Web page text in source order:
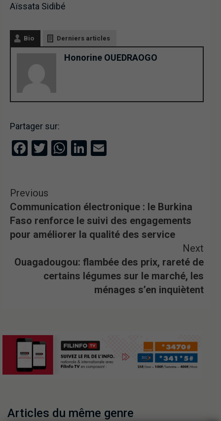
Aïssata Sidibé
Bio Derniers articles
Honorine OUEDRAOGO
Partager sur:
Facebook
Twitter
WhatsApp
LinkedIn
Previous
Communication électronique : le Burkina
Faso renforce le suivi des engagements
pour améliorer la qualité des service
Next
Ouagadougou: flambée des prix, rareté de
certains légumes sur le marché, les
ménages s’en inquiètent
Articles du même genre